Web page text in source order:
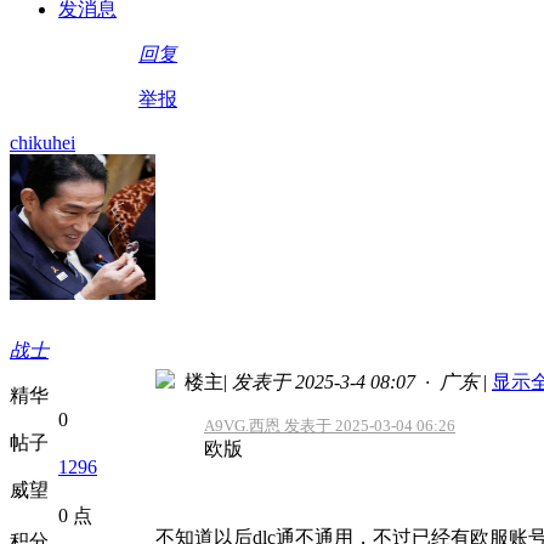
发消息
回复
举报
chikuhei
战士
精华
0
帖子
1296
威望
0 点
楼主| 发表于 2025-3-4 08:07 · 广东 | 显示
A9VG.西恩 发表于 2025-03-04 06:26
欧版
不知道以后dlc通不通用，不过已经有欧服账